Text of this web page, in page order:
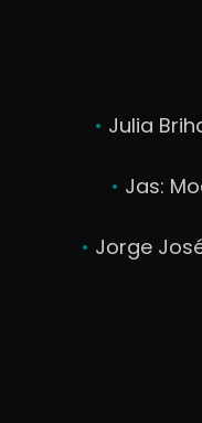
• Julia
• Jas:
• Jorge